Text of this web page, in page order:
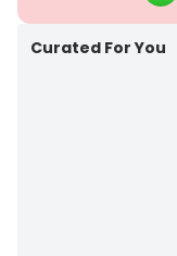
Curated For You